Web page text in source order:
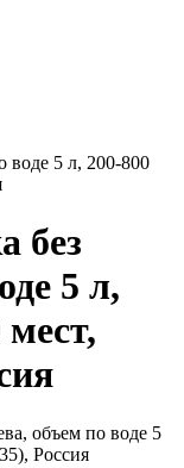
воде 5 л, 200-800
без
5 л,